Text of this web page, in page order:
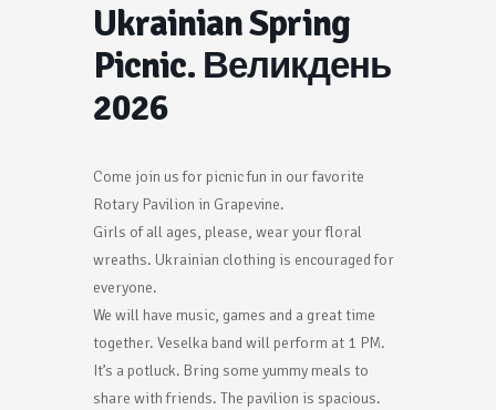
Ukrainian Spring
Picnic. Великдень
2026
Come join us for picnic fun in our favorite
Rotary Pavilion in Grapevine.
Girls of all ages, please, wear your floral
wreaths. Ukrainian clothing is encouraged for
everyone.
We will have music, games and a great time
together. Veselka band will perform at 1 PM.
It’s a potluck. Bring some yummy meals to
share with friends. The pavilion is spacious.